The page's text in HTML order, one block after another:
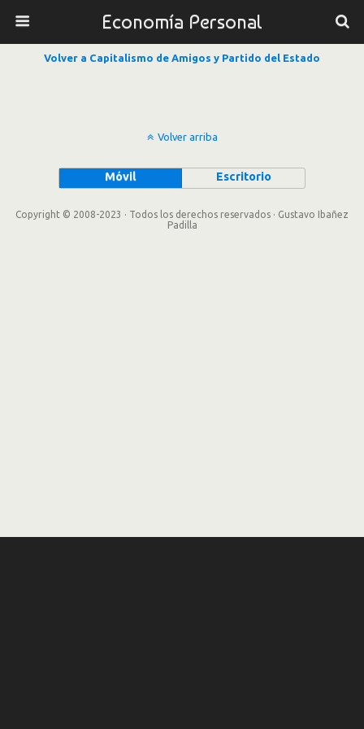
Economía Personal
Volver a Capitalismo de Amigos y Partido del Estado
Volver arriba
Móvil Escritorio
Copyright © 2008-2023 · Todos los derechos reservados · Gustavo Ibañez
Padilla